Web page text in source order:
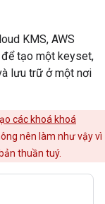
KMS, AWS
để tạo một keyset,
lưu trữ ở một nơi
các khoá khoá
nên làm như vậy vì
thuần tuý.